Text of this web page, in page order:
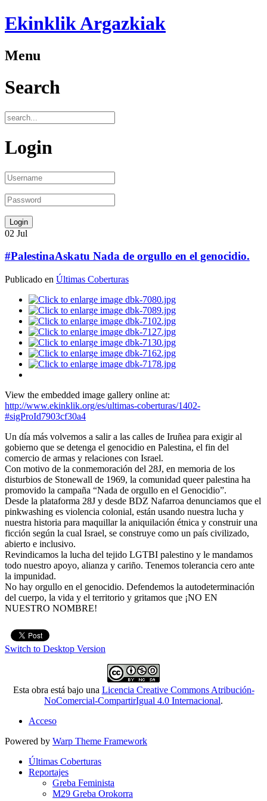
Ekinklik Argazkiak
Menu
Search
Login
02 Jul
#PalestinaAskatu Nada de orgullo en el genocidio.
Publicado en Últimas Coberturas
View the embedded image gallery online at:
http://www.ekinklik.org/es/ultimas-coberturas/1402-
#sigProId7903cf30a4
Un día más volvemos a salir a las calles de Iruñea para exigir al
gobierno que se detenga el genocidio en Palestina, el fin del
comercio de armas y relaciones con Israel.
Con motivo de la conmemoración del 28J, en memoria de los
disturbios de Stonewall de 1969, la comunidad queer palestina ha
promovido la campaña “Nada de orgullo en el Genocidio”.
Desde la plataforma 28J y desde BDZ Nafarroa denunciamos que el
pinkwashing es violencia colonial, están usando nuestra lucha y
nuestra historia para maquillar la aniquilación étnica y construir una
ficción según la cual Israel, se construye como un país civilizado,
abierto e inclusivo.
Revindicamos la lucha del tejido LGTBI palestino y le mandamos
todo nuestro apoyo, alianza y cariño. Tenemos tolerancia cero ante
la impunidad.
No hay orgullo en el genocidio. Defendemos la autodeterminación
del cuerpo, la vida y el territorio y gritamos que ¡NO EN
NUESTRO NOMBRE!
Switch to Desktop Version
Esta obra está bajo una Licencia Creative Commons Atribución-
NoComercial-CompartirIgual 4.0 Internacional.
Acceso
Powered by Warp Theme Framework
Últimas Coberturas
Reportajes
Greba Feminista
M29 Greba Orokorra